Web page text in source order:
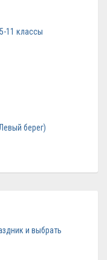
11 классы
берег)
и выбрать